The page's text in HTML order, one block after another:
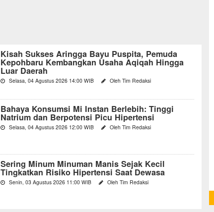
Kisah Sukses Aringga Bayu Puspita, Pemuda
Kepohbaru Kembangkan Usaha Aqiqah Hingga
Luar Daerah
Selasa, 04 Agustus 2026 14:00 WIB Oleh Tim Redaksi
Bahaya Konsumsi Mi Instan Berlebih: Tinggi
Natrium dan Berpotensi Picu Hipertensi
Selasa, 04 Agustus 2026 12:00 WIB Oleh Tim Redaksi
Sering Minum Minuman Manis Sejak Kecil
Tingkatkan Risiko Hipertensi Saat Dewasa
Senin, 03 Agustus 2026 11:00 WIB Oleh Tim Redaksi